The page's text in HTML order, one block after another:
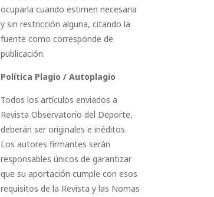
ocuparla cuando estimen necesaria
y sin restricción alguna, citando la
fuente como corresponde de
publicación.
Política Plagio / Autoplagio
Todos los artículos enviados a
Revista Observatorio del Deporte,
deberán ser originales e inéditos.
Los autores firmantes serán
responsables únicos de garantizar
que su aportación cumple con esos
requisitos de la Revista y las Nomas